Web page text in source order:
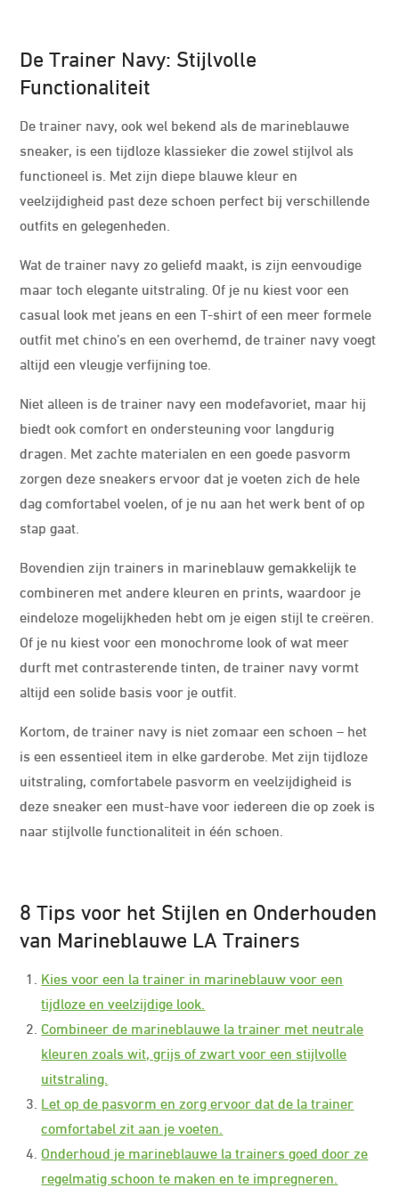
De Trainer Navy: Stijlvolle
Functionaliteit
De trainer navy, ook wel bekend als de marineblauwe
sneaker, is een tijdloze klassieker die zowel stijlvol als
functioneel is. Met zijn diepe blauwe kleur en
veelzijdigheid past deze schoen perfect bij verschillende
outfits en gelegenheden.
Wat de trainer navy zo geliefd maakt, is zijn eenvoudige
maar toch elegante uitstraling. Of je nu kiest voor een
casual look met jeans en een T-shirt of een meer formele
outfit met chino’s en een overhemd, de trainer navy voegt
altijd een vleugje verfijning toe.
Niet alleen is de trainer navy een modefavoriet, maar hij
biedt ook comfort en ondersteuning voor langdurig
dragen. Met zachte materialen en een goede pasvorm
zorgen deze sneakers ervoor dat je voeten zich de hele
dag comfortabel voelen, of je nu aan het werk bent of op
stap gaat.
Bovendien zijn trainers in marineblauw gemakkelijk te
combineren met andere kleuren en prints, waardoor je
eindeloze mogelijkheden hebt om je eigen stijl te creëren.
Of je nu kiest voor een monochrome look of wat meer
durft met contrasterende tinten, de trainer navy vormt
altijd een solide basis voor je outfit.
Kortom, de trainer navy is niet zomaar een schoen – het
is een essentieel item in elke garderobe. Met zijn tijdloze
uitstraling, comfortabele pasvorm en veelzijdigheid is
deze sneaker een must-have voor iedereen die op zoek is
naar stijlvolle functionaliteit in één schoen.
8 Tips voor het Stijlen en Onderhouden
van Marineblauwe LA Trainers
Kies voor een la trainer in marineblauw voor een
tijdloze en veelzijdige look.
Combineer de marineblauwe la trainer met neutrale
kleuren zoals wit, grijs of zwart voor een stijlvolle
uitstraling.
Let op de pasvorm en zorg ervoor dat de la trainer
comfortabel zit aan je voeten.
Onderhoud je marineblauwe la trainers goed door ze
regelmatig schoon te maken en te impregneren.